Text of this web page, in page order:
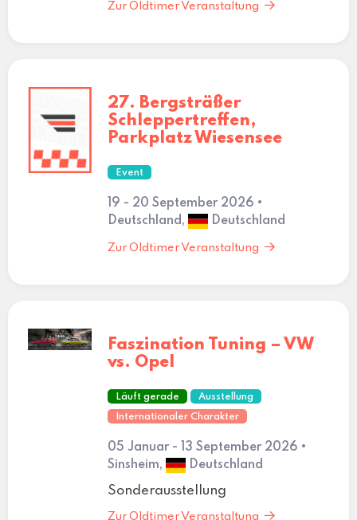
Zur Oldtimer Veranstaltung
27. Bergsträßer
Schleppertreffen,
Parkplatz Wiesensee
Event
19 - 20 September 2026 •
Deutschland,
Deutschland
Zur Oldtimer Veranstaltung
Faszination Tuning – VW
vs. Opel
Läuft gerade Ausstellung
Internationaler Charakter
05 Januar - 13 September 2026 •
Sinsheim,
Deutschland
Sonderausstellung
Zur Oldtimer Veranstaltung